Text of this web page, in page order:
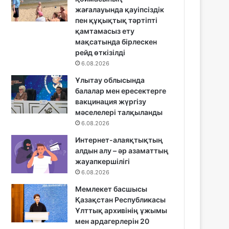
жағалауында қауіпсіздік
пен құқықтық тәртіпті
қамтамасыз ету
мақсатында бірлескен
рейд өткізілді
6.08.2026
Ұлытау облысында
балалар мен ересектерге
вакцинация жүргізу
мәселелері талқыланды
6.08.2026
Интернет-алаяқтықтың
алдын алу – әр азаматтың
жауапкершілігі
6.08.2026
Мемлекет басшысы
Қазақстан Республикасы
Ұлттық архивінің ұжымы
мен ардагерлерін 20